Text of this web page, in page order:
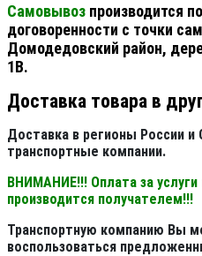
Самовывоз производится
договоренности с точки
Домодедовский район,
1В.
Доставка товара в
Доставка в регионы России
транспортные компании.
ВНИМАНИЕ!!! Оплата за услуги
производится получателем!!!
Транспортную компанию Вы
воспользоваться